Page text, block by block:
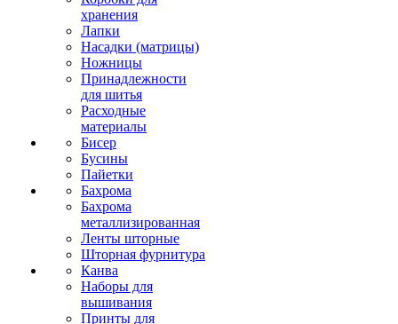
хранения
Лапки
Насадки (матрицы)
Ножницы
Принадлежности
для шитья
Расходные
материалы
Бисер
Бусины
Пайетки
Бахрома
Бахрома
металлизированная
Ленты шторные
Шторная фурнитура
Канва
Наборы для
вышивания
Принты для